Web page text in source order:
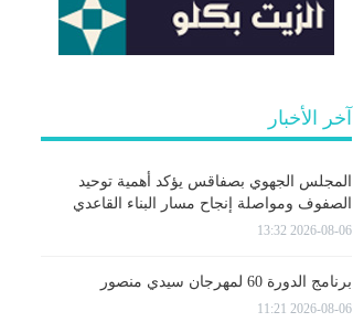
آخر الأخبار
المجلس الجهوي بصفاقس يؤكد أهمية توحيد
الصفوف ومواصلة إنجاح مسار البناء القاعدي
2026-08-06 13:32
برنامج الدورة 60 لمهرجان سيدي منصور
2026-08-06 11:21